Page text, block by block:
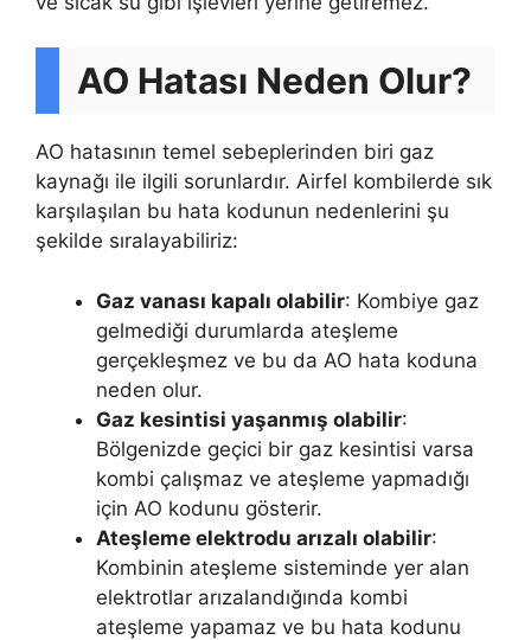
AO Hatası Neden Olur?
AO hatasının temel sebeplerinden biri gaz
kaynağı ile ilgili sorunlardır. Airfel kombilerde sık
karşılaşılan bu hata kodunun nedenlerini şu
şekilde sıralayabiliriz:
Gaz vanası kapalı olabilir: Kombiye gaz
gelmediği durumlarda ateşleme
gerçekleşmez ve bu da AO hata koduna
neden olur.
Gaz kesintisi yaşanmış olabilir:
Bölgenizde geçici bir gaz kesintisi varsa
kombi çalışmaz ve ateşleme yapmadığı
için AO kodunu gösterir.
Ateşleme elektrodu arızalı olabilir:
Kombinin ateşleme sisteminde yer alan
elektrotlar arızalandığında kombi
ateşleme yapamaz ve bu hata kodunu